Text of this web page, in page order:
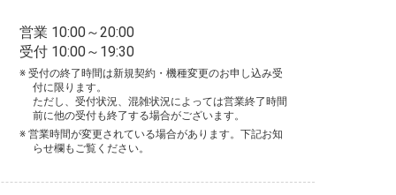
営業 10:00～20:00
受付 10:00～19:30
※ 受付の終了時間は新規契約・機種変更のお申し込み受
付に限ります。
ただし、受付状況、混雑状況によっては営業終了時間
前に他の受付も終了する場合がございます。
※ 営業時間が変更されている場合があります。下記お知
らせ欄もご覧ください。